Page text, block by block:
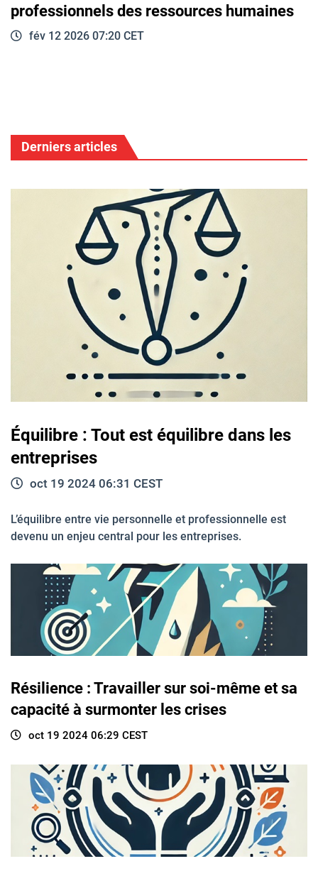
professionnels des ressources humaines
fév 12 2026 07:20 CET
Derniers articles
Équilibre : Tout est équilibre dans les
entreprises
oct 19 2024 06:31 CEST
L’équilibre entre vie personnelle et professionnelle est
devenu un enjeu central pour les entreprises.
Résilience : Travailler sur soi-même et sa
capacité à surmonter les crises
oct 19 2024 06:29 CEST